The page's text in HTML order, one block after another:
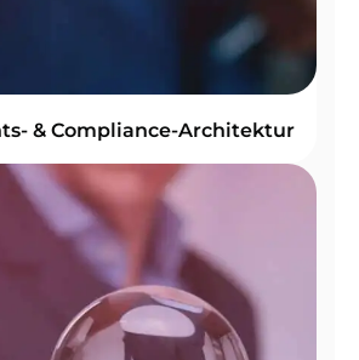
& Compliance-Architektur